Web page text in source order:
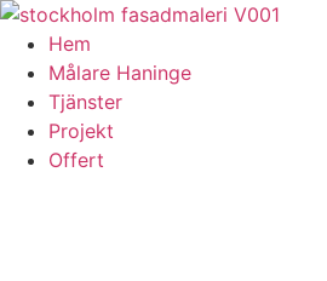
Skip
content
Hem
Målare Haninge
Tjänster
Projekt
Offert